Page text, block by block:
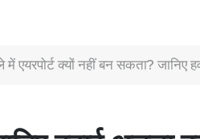
में एयरपोर्ट क्यों नहीं बन सकता? जानिए